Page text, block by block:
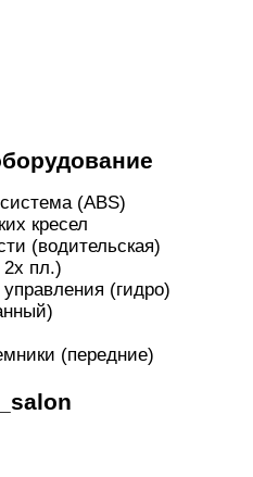
(ABS)
кресел
(водительская)
2х пл.)
(гидро)
(передние)